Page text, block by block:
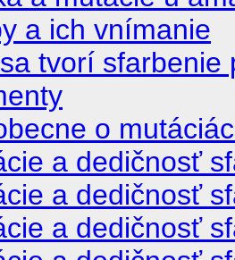
a ich vnímanie
tvorí sfarbenie
o
a dedičnosť
a dedičnosť
a dedičnosť